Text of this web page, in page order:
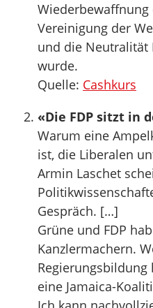
Vereinigung der
und die Neutralität
wurde.
Quelle: Cashkurs
«Die FDP sitzt in
Warum eine
ist, die Liberalen
Armin Laschet
Gespräch. […]
Grüne und FDP
Kanzlermachern.
eine Jamaica-